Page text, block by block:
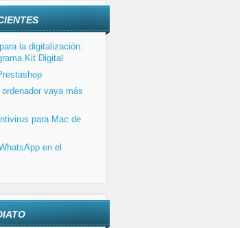
la digitalización:
Kit Digital
vaya más
para Mac de
en el